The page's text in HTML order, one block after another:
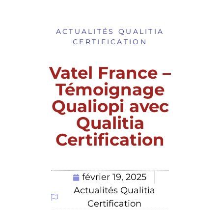
ACTUALITÉS QUALITIA
CERTIFICATION
Vatel France –
Témoignage
Qualiopi avec
Qualitia
Certification
février 19, 2025
Actualités Qualitia
Certification